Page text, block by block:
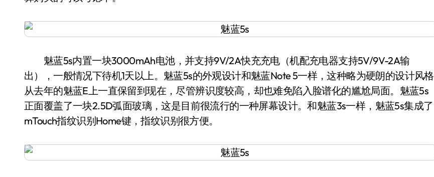
魅蓝5s内置一块3000mAh电池，并支持9V/2A快充充电（机配充电器支持5V/9V-2A输
出），一般情况下待机1天以上。魅蓝5s的外观设计和魅蓝Note 5一样，这种略为硬朗的设计风格
从去年的魅蓝E上一直保留到现在，尽管辨识度较高，却也难免陷入脸谱化的尴尬局面。魅蓝5s
正面覆盖了一块2.5D弧面玻璃，这是目前很流行的一种屏幕设计。和魅蓝3s一样，魅蓝5s集成了
mTouch指纹识别Home键，指纹识别很方便。